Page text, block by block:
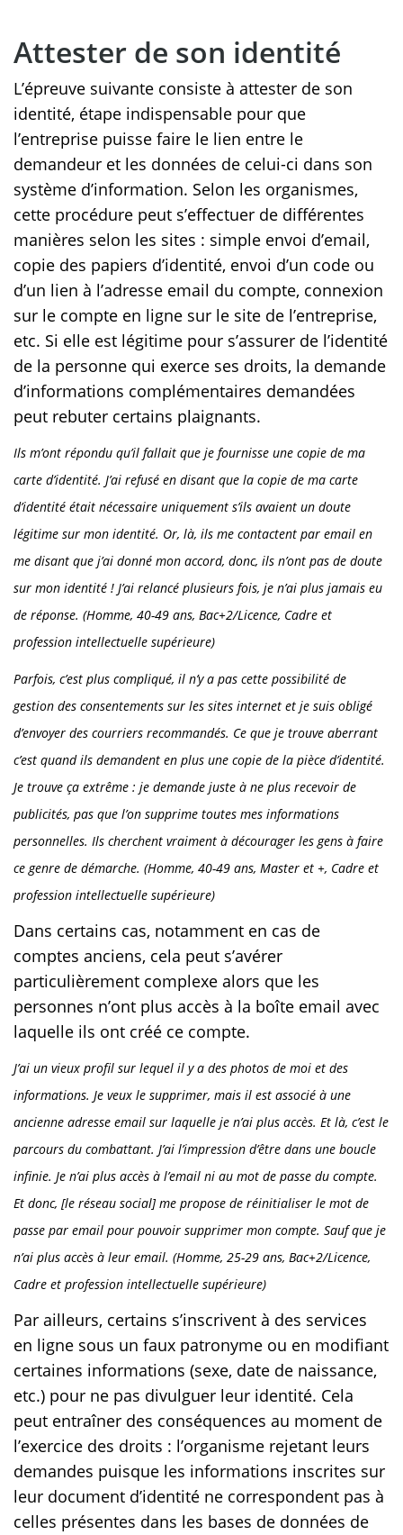
Attester de son identité
L’épreuve suivante consiste à attester de son
identité, étape indispensable pour que
l’entreprise puisse faire le lien entre le
demandeur et les données de celui-ci dans son
système d’information. Selon les organismes,
cette procédure peut s’effectuer de différentes
manières selon les sites : simple envoi d’email,
copie des papiers d’identité, envoi d’un code ou
d’un lien à l’adresse email du compte, connexion
sur le compte en ligne sur le site de l’entreprise,
etc. Si elle est légitime pour s’assurer de l’identité
de la personne qui exerce ses droits, la demande
d’informations complémentaires demandées
peut rebuter certains plaignants.
Ils m’ont répondu qu’il fallait que je fournisse une copie de ma
carte d’identité. J’ai refusé en disant que la copie de ma carte
d’identité était nécessaire uniquement s’ils avaient un doute
légitime sur mon identité. Or, là, ils me contactent par email en
me disant que j’ai donné mon accord, donc, ils n’ont pas de doute
sur mon identité ! J’ai relancé plusieurs fois, je n’ai plus jamais eu
de réponse. (Homme, 40-49 ans, Bac+2/Licence, Cadre et
profession intellectuelle supérieure)
Parfois, c’est plus compliqué, il n’y a pas cette possibilité de
gestion des consentements sur les sites internet et je suis obligé
d’envoyer des courriers recommandés. Ce que je trouve aberrant
c’est quand ils demandent en plus une copie de la pièce d’identité.
Je trouve ça extrême : je demande juste à ne plus recevoir de
publicités, pas que l’on supprime toutes mes informations
personnelles. Ils cherchent vraiment à décourager les gens à faire
ce genre de démarche. (Homme, 40-49 ans, Master et +, Cadre et
profession intellectuelle supérieure)
Dans certains cas, notamment en cas de
comptes anciens, cela peut s’avérer
particulièrement complexe alors que les
personnes n’ont plus accès à la boîte email avec
laquelle ils ont créé ce compte.
J’ai un vieux profil sur lequel il y a des photos de moi et des
informations. Je veux le supprimer, mais il est associé à une
ancienne adresse email sur laquelle je n’ai plus accès. Et là, c’est le
parcours du combattant. J’ai l’impression d’être dans une boucle
infinie. Je n’ai plus accès à l’email ni au mot de passe du compte.
Et donc, [le réseau social] me propose de réinitialiser le mot de
passe par email pour pouvoir supprimer mon compte. Sauf que je
n’ai plus accès à leur email. (Homme, 25-29 ans, Bac+2/Licence,
Cadre et profession intellectuelle supérieure)
Par ailleurs, certains s’inscrivent à des services
en ligne sous un faux patronyme ou en modifiant
certaines informations (sexe, date de naissance,
etc.) pour ne pas divulguer leur identité. Cela
peut entraîner des conséquences au moment de
l’exercice des droits : l’organisme rejetant leurs
demandes puisque les informations inscrites sur
leur document d’identité ne correspondent pas à
celles présentes dans les bases de données de